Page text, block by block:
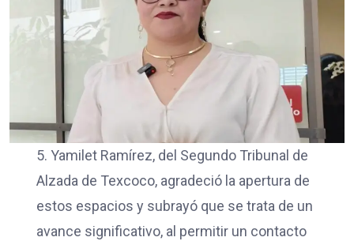
5. Yamilet Ramírez, del Segundo Tribunal de
Alzada de Texcoco, agradeció la apertura de
estos espacios y subrayó que se trata de un
avance significativo, al permitir un contacto